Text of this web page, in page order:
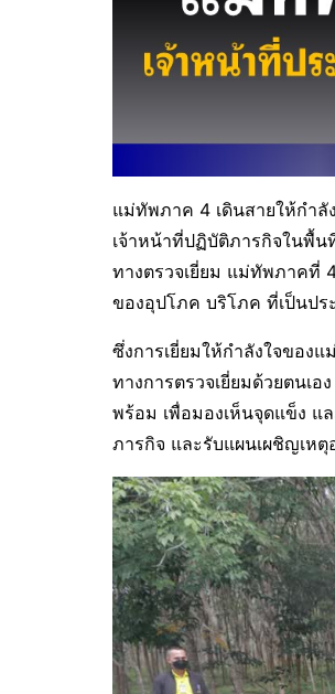
แม่ทัพภาค 4 เดินสายให้กำลั
เจ้าหน้าที่ปฏิบัติภารกิจในพื้น
ทางตรวจเยี่ยม แม่ทัพภาคที่
ของอุปโภค บริโภค ที่เป็นปร
ซึ่งการเยี่ยมให้กำลังใจของ
ทางการตรวจเยี่ยมด้วยตนเ
พร้อม เพื่อมองเห็นจุดแข็ง
ภารกิจ และรับแผนเผชิญเห